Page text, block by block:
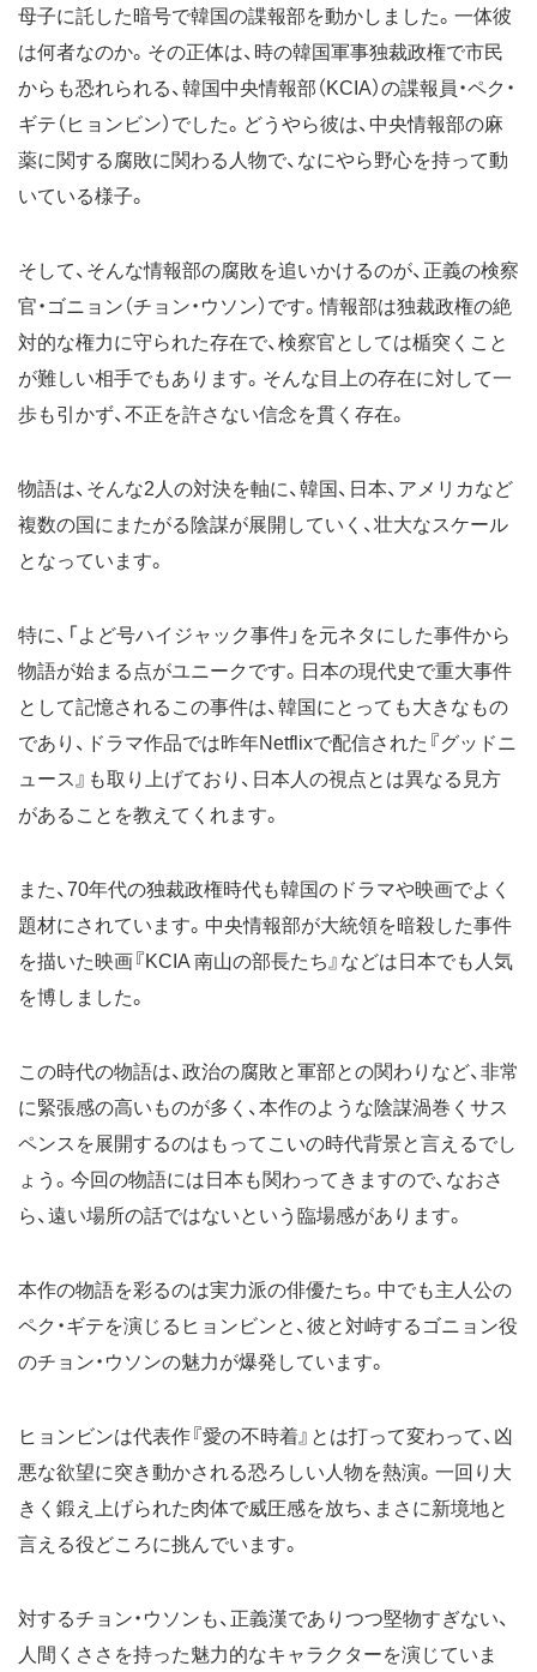
母子に託した暗号で韓国の諜報部を動かしました。一体彼
は何者なのか。その正体は、時の韓国軍事独裁政権で市民
からも恐れられる、韓国中央情報部（KCIA）の諜報員・ペク・
ギテ（ヒョンビン）でした。どうやら彼は、中央情報部の麻
薬に関する腐敗に関わる人物で、なにやら野心を持って動
いている様子。
そして、そんな情報部の腐敗を追いかけるのが、正義の検察
官・ゴニョン（チョン・ウソン）です。情報部は独裁政権の絶
対的な権力に守られた存在で、検察官としては楯突くこと
が難しい相手でもあります。そんな目上の存在に対して一
歩も引かず、不正を許さない信念を貫く存在。
物語は、そんな2人の対決を軸に、韓国、日本、アメリカなど
複数の国にまたがる陰謀が展開していく、壮大なスケール
となっています。
特に、「よど号ハイジャック事件」を元ネタにした事件から
物語が始まる点がユニークです。日本の現代史で重大事件
として記憶されるこの事件は、韓国にとっても大きなもの
であり、ドラマ作品では昨年Netflixで配信された『グッドニ
ュース』も取り上げており、日本人の視点とは異なる見方
があることを教えてくれます。
また、70年代の独裁政権時代も韓国のドラマや映画でよく
題材にされています。中央情報部が大統領を暗殺した事件
を描いた映画『KCIA 南山の部長たち』などは日本でも人気
を博しました。
この時代の物語は、政治の腐敗と軍部との関わりなど、非常
に緊張感の高いものが多く、本作のような陰謀渦巻くサス
ペンスを展開するのはもってこいの時代背景と言えるでし
ょう。今回の物語には日本も関わってきますので、なおさ
ら、遠い場所の話ではないという臨場感があります。
本作の物語を彩るのは実力派の俳優たち。中でも主人公の
ペク・ギテを演じるヒョンビンと、彼と対峙するゴニョン役
のチョン・ウソンの魅力が爆発しています。
ヒョンビンは代表作『愛の不時着』とは打って変わって、凶
悪な欲望に突き動かされる恐ろしい人物を熱演。一回り大
きく鍛え上げられた肉体で威圧感を放ち、まさに新境地と
言える役どころに挑んでいます。
対するチョン・ウソンも、正義漢でありつつ堅物すぎない、
人間くささを持った魅力的なキャラクターを演じていま